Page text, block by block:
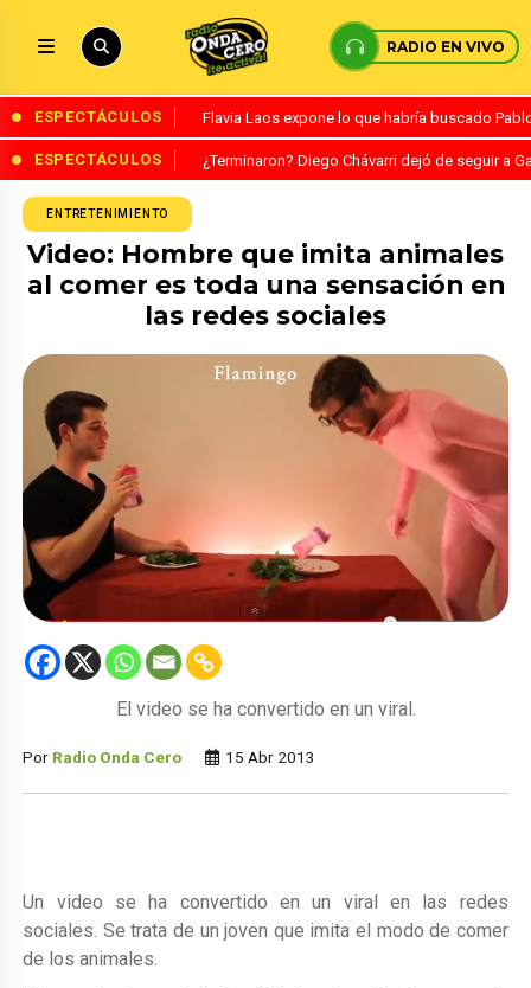
RADIO EN VIVO
ESPECTÁCULOS Flavia Laos expone lo que habría buscado
ESPECTÁCULOS ¿Terminaron? Diego Chávarri dejó de seguir a
ENTRETENIMIENTO
Video: Hombre que imita animales
al comer es toda una sensación en
las redes sociales
El video se ha convertido en un viral.
Por Radio Onda Cero 15 Abr 2013
Un video se ha convertido en un viral en las redes
sociales. Se trata de un joven que imita el modo de comer
de los animales.